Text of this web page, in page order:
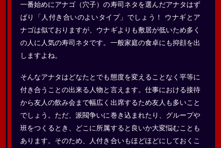
一番始めにアナゴ（穴子）の寿司ネタを選んだアナタはず
ばり「人付き合いのよいタイプ」でしょう！ ウナギとア
ナゴは似ておりますが、ウナギよりも敷居が低いため多く
の人に人気の寿司ネタです。一般家庭の食卓にも抑顔を出
しますよね。
そんなアナタはどなたとでも態度を変えることなく平等に
付き合うことの出来る人物と言えます。仕事における接待
から友人の飲み会まで幅広く出席するため友人も多いこと
でしょう。ただ、派閥争いに巻き込まれたり、グループや
班をつくるとき、どこに所属すると良いか大変悩むことも
あります。そのため、人付き合いもほどほどにしておくこ